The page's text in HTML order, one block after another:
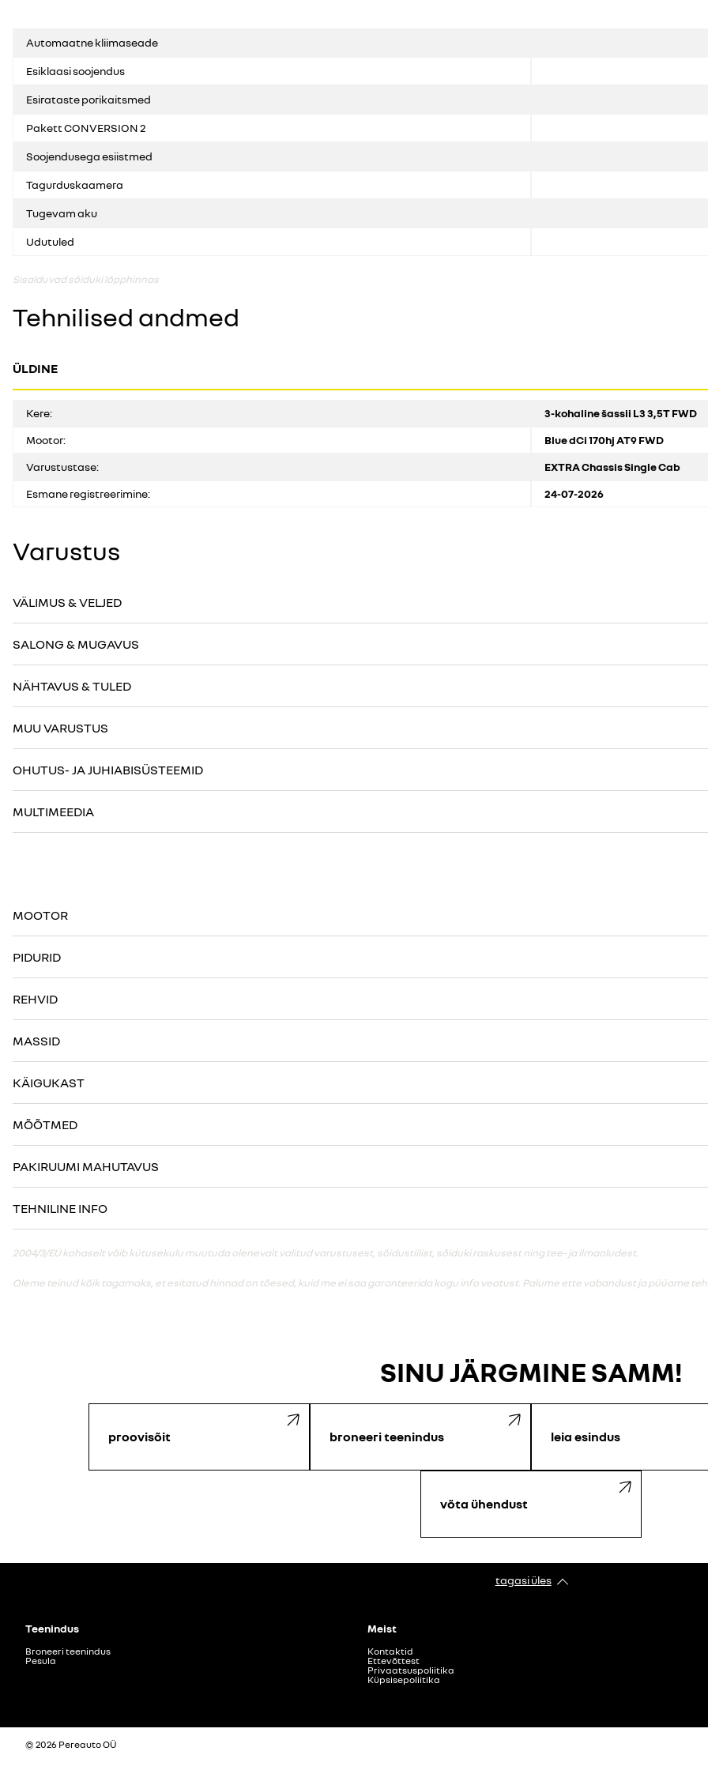
Automaatne kliimaseade
Esiklaasi soojendus
Esirataste porikaitsmed
Pakett CONVERSION 2
Soojendusega esiistmed
Tagurduskaamera
Tugevam aku
Udutuled
Sisalduvad sõiduki lõpphinnas
Tehnilised andmed
ÜLDINE
Kere:
3-kohaline šassii L3 3,5T FWD
Mootor:
Blue dCi 170hj AT9 FWD
Varustustase:
EXTRA Chassis Single Cab
Esmane registreerimine:
24-07-2026
Varustus
VÄLIMUS & VELJED
SALONG & MUGAVUS
NÄHTAVUS & TULED
MUU VARUSTUS
OHUTUS- JA JUHIABISÜSTEEMID
MULTIMEEDIA
MOOTOR
PIDURID
REHVID
MASSID
KÄIGUKAST
MÕÕTMED
PAKIRUUMI MAHUTAVUS
TEHNILINE INFO
2004/3/EÜ kohaselt võib kütusekulu muutuda olenevalt valitud varustusest, sõidustiilist, sõiduki raskusest ning tee- ja ilmaoludest.
Oleme teinud kõik tagamaks, et esitatud hinnad on tõesed, kuid me ei saa garanteerida kogu info veatust. Palume ette vabandust ja püüame
SINU JÄRGMINE SAMM!
proovisõit broneeri teenindus leia esindus
võta ühendust
tagasi üles
Teenindus
Broneeri teenindus
Pesula
Meist
Kontaktid
Ettevõttest
Privaatsuspoliitika
Küpsisepoliitika
© 2026 Pereauto OÜ